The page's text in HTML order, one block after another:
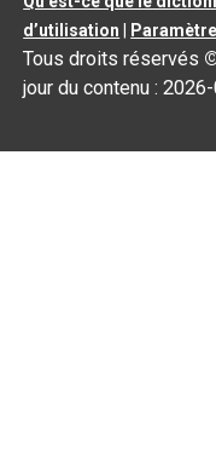
d’utilisation
Tous droits réservés
jour du contenu :